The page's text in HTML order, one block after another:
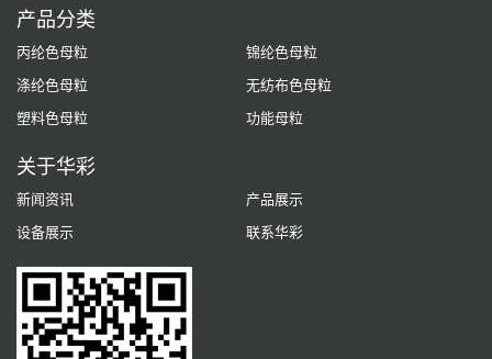
产品分类
丙纶色母粒
锦纶色母粒
涤纶色母粒
无纺布色母粒
塑料色母粒
功能母粒
关于华彩
新闻资讯
产品展示
设备展示
联系华彩